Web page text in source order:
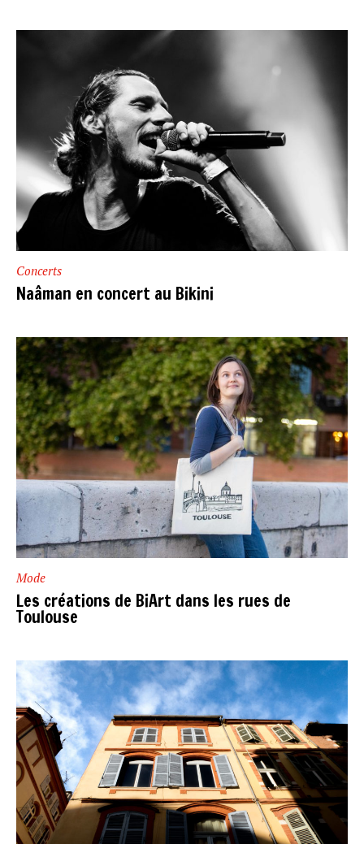
Concerts
Naâman en concert au Bikini
Mode
Les créations de BiArt dans les rues de
Toulouse